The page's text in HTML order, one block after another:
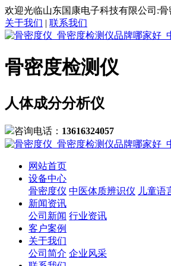
欢迎光临山东国康电子科技有限公司:
关于我们 | 联系我们
骨密度检测仪
人体成分分析仪
咨询电话： 13616324057
网站首页
设备中心
骨密度仪 中医体质辨识仪 儿童语
新闻资讯
公司新闻 行业资讯
客户案例
关于我们
公司简介 企业风采